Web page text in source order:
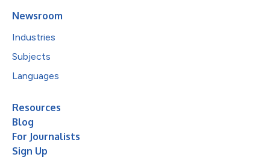
Newsroom
Industries
Subjects
Languages
Resources
Blog
For Journalists
Sign Up